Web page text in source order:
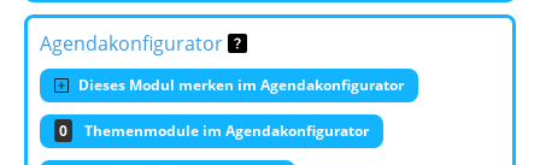
Agendakonfigurator
Dieses Modul merken im Agendakonfigurator
0 Themenmodule im Agendakonfigurator